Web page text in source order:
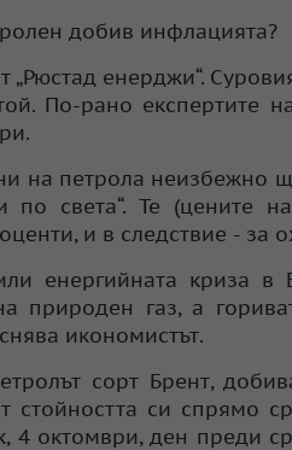
добив инфлацията?
„Рюстад енерджи“.
По-рано експертите
на петрола неизбежно
по света“. Те (цените
и в следствие - за
енергийната криза
природен газ, а
икономистът.
сорт Брент,
стойността си спрямо
4 октомври, ден преди